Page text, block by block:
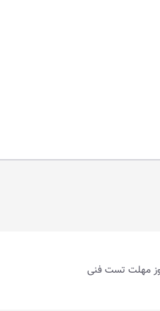
مهلت تست فنی